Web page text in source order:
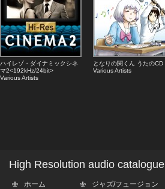
ハイレゾ・ダイナミックシネ
マ2<192kHz/24bit>
Various Artists
となりの関くん うたのCD
Various Artists
High Resolution audio catalogue
ホーム
ジャズ/フュージョン